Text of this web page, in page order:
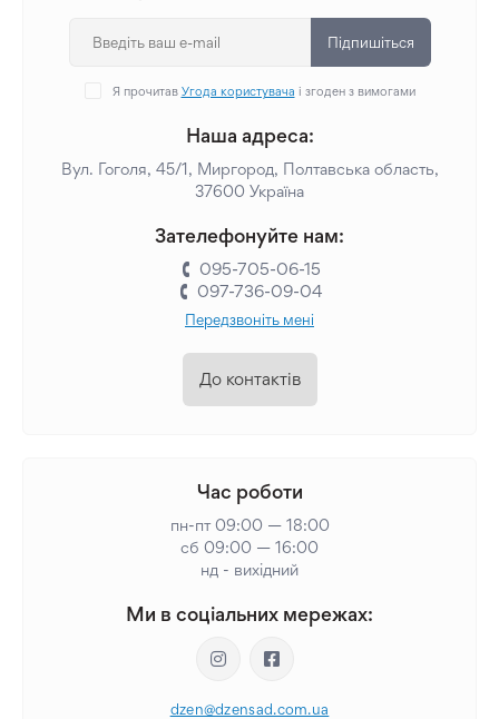
Підпишіться
Я прочитав Угода користувача і згоден з вимогами
Наша адреса:
Вул. Гоголя, 45/1, Миргород, Полтавська область,
37600 Україна
Зателефонуйте нам:
095-705-06-15
097-736-09-04
Передзвоніть мені
До контактів
Час роботи
пн-пт 09:00 — 18:00
сб 09:00 — 16:00
нд - вихідний
Ми в соціальних мережах:
dzen@dzensad.com.ua